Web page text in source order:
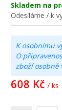
Skladem na
Odesíláme / k
K osobnímu
O
zboží osobně
608 Kč / ks